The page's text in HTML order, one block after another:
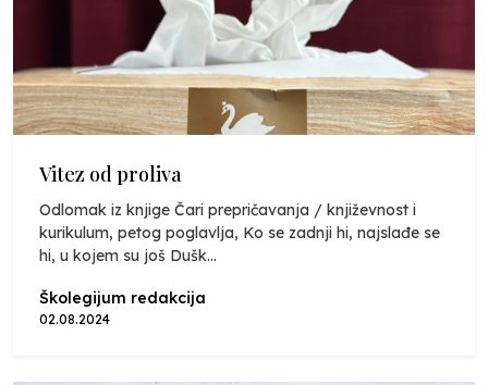
Vitez od proliva
Odlomak iz knjige Čari prepričavanja / književnost i
kurikulum, petog poglavlja, Ko se zadnji hi, najslađe se
hi, u kojem su još Dušk...
Školegijum redakcija
02.08.2024